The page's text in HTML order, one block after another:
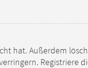
hat. Außerdem
Registriere